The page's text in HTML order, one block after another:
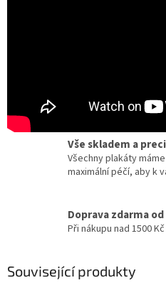
kinematografie a
Vše skladem a
Všechny plakáty
maximální péčí, aby k
Doprava zdarma od
Při nákupu nad 1500
Související produkty